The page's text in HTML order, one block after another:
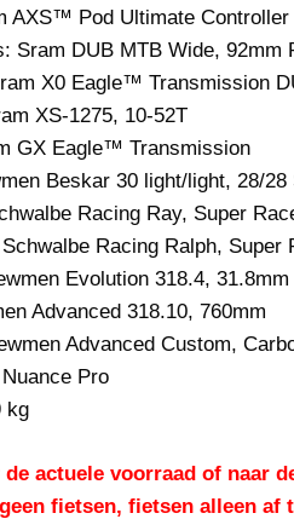
AXS™ Pod Ultimate Controller
Sram DUB MTB Wide, 92mm
X0 Eagle™ Transmission
XS-1275, 10-52T
GX Eagle™ Transmission
Beskar 30 light/light, 28/
Racing Ray, Super
Schwalbe Racing Ralph, Super
Evolution 318.4, 31.8mm
Advanced 318.10, 760mm
Advanced Custom,
Pro
kg
actuele voorraad of naar
fietsen, fietsen alleen af